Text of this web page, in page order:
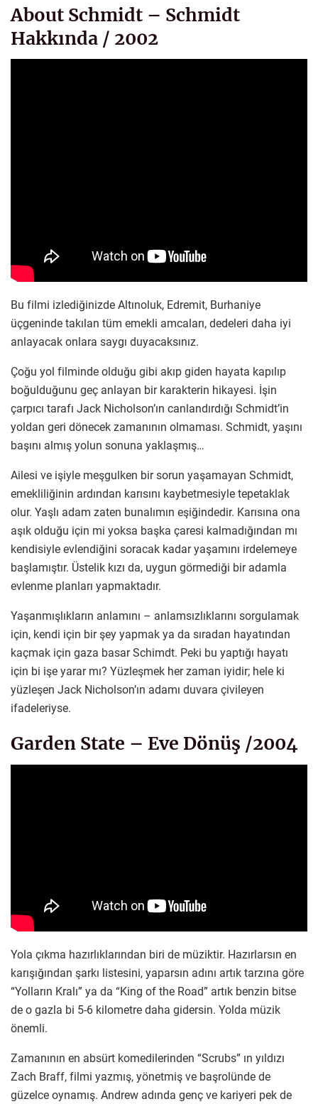
About Schmidt – Schmidt
Hakkında / 2002
Bu filmi izlediğinizde Altınoluk, Edremit, Burhaniye
üçgeninde takılan tüm emekli amcaları, dedeleri daha iyi
anlayacak onlara saygı duyacaksınız.
Çoğu yol filminde olduğu gibi akıp giden hayata kapılıp
boğulduğunu geç anlayan bir karakterin hikayesi. İşin
çarpıcı tarafı Jack Nicholson’ın canlandırdığı Schmidt’in
yoldan geri dönecek zamanının olmaması. Schmidt, yaşını
başını almış yolun sonuna yaklaşmış…
Ailesi ve işiyle meşgulken bir sorun yaşamayan Schmidt,
emekliliğinin ardından karısını kaybetmesiyle tepetaklak
olur. Yaşlı adam zaten bunalımın eşiğindedir. Karısına ona
aşık olduğu için mi yoksa başka çaresi kalmadığından mı
kendisiyle evlendiğini soracak kadar yaşamını irdelemeye
başlamıştır. Üstelik kızı da, uygun görmediği bir adamla
evlenme planları yapmaktadır.
Yaşanmışlıkların anlamını – anlamsızlıklarını sorgulamak
için, kendi için bir şey yapmak ya da sıradan hayatından
kaçmak için gaza basar Schimdt. Peki bu yaptığı hayatı
için bi işe yarar mı? Yüzleşmek her zaman iyidir; hele ki
yüzleşen Jack Nicholson’ın adamı duvara çivileyen
ifadeleriyse.
Garden State – Eve Dönüş /2004
Yola çıkma hazırlıklarından biri de müziktir. Hazırlarsın en
karışığından şarkı listesini, yaparsın adını artık tarzına göre
“Yolların Kralı” ya da “King of the Road” artık benzin bitse
de o gazla bi 5-6 kilometre daha gidersin. Yolda müzik
önemli.
Zamanının en absürt komedilerinden “Scrubs” ın yıldızı
Zach Braff, filmi yazmış, yönetmiş ve başrolünde de
güzelce oynamış. Andrew adında genç ve kariyeri pek de